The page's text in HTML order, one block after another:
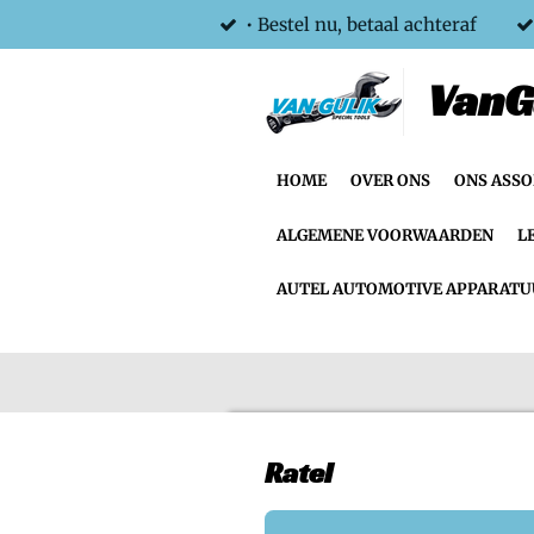
direct
• Bestel nu, betaal achteraf
HOME OVER ONS ONS
ALGEMENE VOORWAARDEN
AUTEL AUTOMOTIVE
Ratel